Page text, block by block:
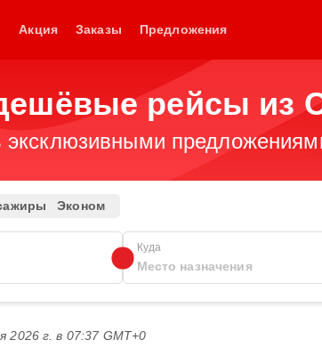
Акция Заказы Предложения
рейсы из
эксклюзивными
Эконом
Куда
2026 г. в 07:37 GMT+0